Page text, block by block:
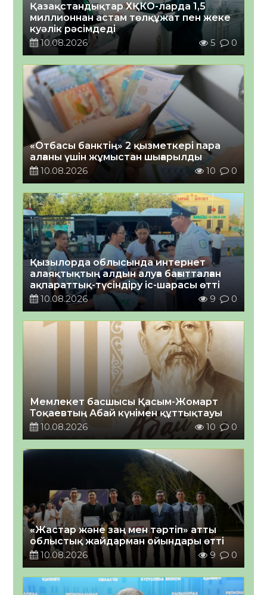
Қазақстандықтар ХҚКО-ларда 1,5
миллионнан астам төлқұжат пен жеке
куәлік рәсімдеді
10.08.2026
5 0
«Отбасы банктің» 2 қызметкері пара
алғаны үшін жұмыстан шығарылды
10.08.2026
10 0
Қызылорда облысында интернет
алаяқтықтың алдын алуға бағытталған
ақпараттық-түсіндіру іс-шарасы өтті
10.08.2026
9 0
Мемлекет басшысы Қасым-Жомарт
Тоқаевтың Абай күнімен құттықтауы
10.08.2026
10 0
«Жастар және заң мен тәртіп» атты
облыстық жайдарман ойындары өтті
10.08.2026
9 0